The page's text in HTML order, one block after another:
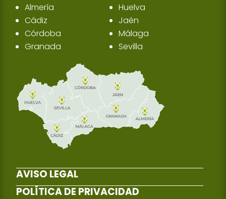
Almería
Cádiz
Córdoba
Granada
Huelva
Jaén
Málaga
Sevilla
AVISO LEGAL
POLÍTICA DE PRIVACIDAD